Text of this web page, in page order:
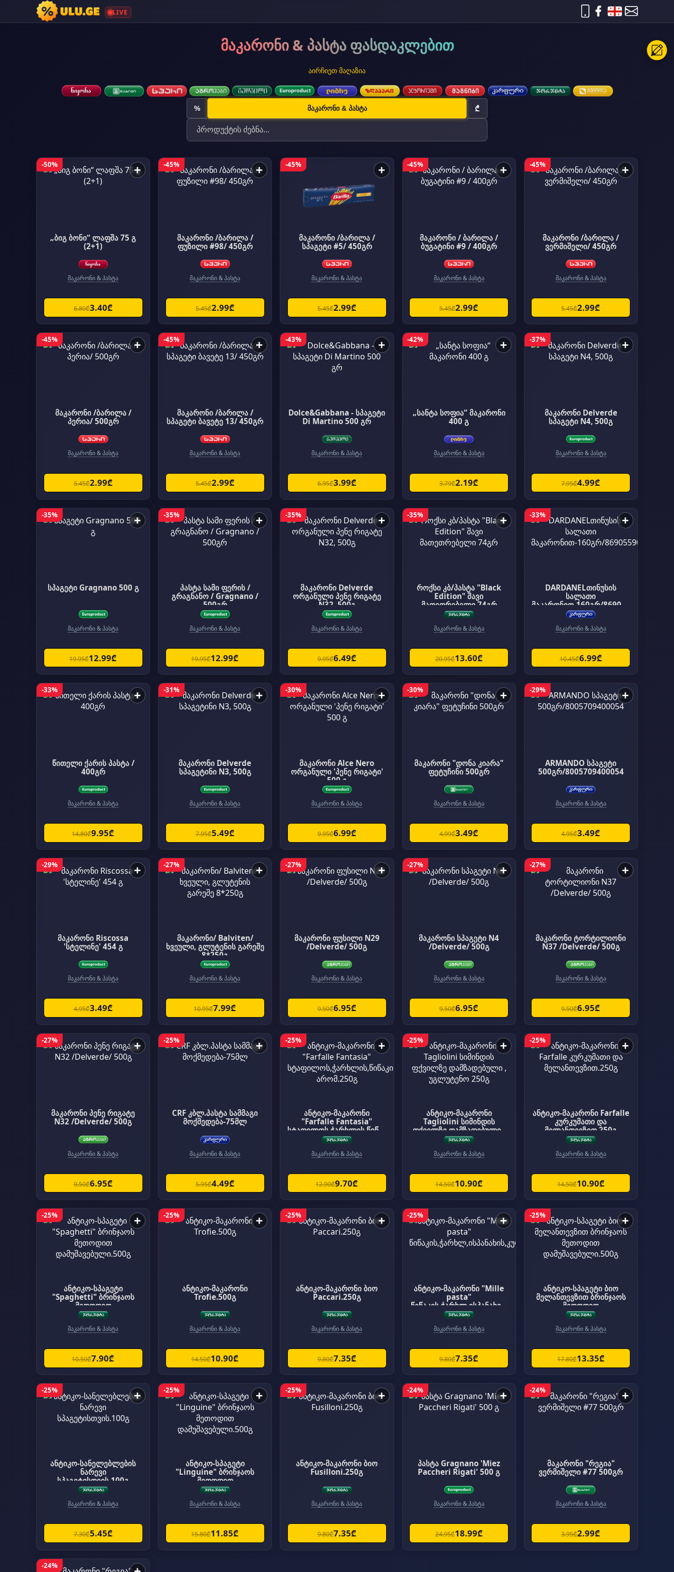
LIVE
მაკარონი & პასტა ფასდაკლებით
აირჩიეთ მაღაზია
% მაკარონი & პასტა ₾
-50% +
„ბიგ ბონი“ ლაფშა 75 გ
(2+1)
მაკარონი & პასტა
6.80₾3.40₾
-45% +
მაკარონი /ბარილა /
ფუზილი #98/ 450გრ
მაკარონი & პასტა
5.45₾2.99₾
-45% +
მაკარონი /ბარილა /
სპაგეტი #5/ 450გრ
მაკარონი & პასტა
5.45₾2.99₾
-45% +
მაკარონი / ბარილა /
ბუგატინი #9 / 400გრ
მაკარონი & პასტა
5.45₾2.99₾
-45% +
მაკარონი /ბარილა /
ვერმიშელი/ 450გრ
მაკარონი & პასტა
5.45₾2.99₾
-45% +
მაკარონი /ბარილა /
პერია/ 500გრ
მაკარონი & პასტა
5.45₾2.99₾
-45% +
მაკარონი /ბარილა /
სპაგეტი ბავეტე 13/ 450გრ
მაკარონი & პასტა
5.45₾2.99₾
-43% +
Dolce&Gabbana - სპაგეტი
Di Martino 500 გრ
მაკარონი & პასტა
6.95₾3.99₾
-42% +
„სანტა სოფია“ მაკარონი
400 გ
მაკარონი & პასტა
3.79₾2.19₾
-37% +
მაკარონი Delverde
სპაგეტი N4, 500გ
მაკარონი & პასტა
7.95₾4.99₾
-35% +
სპაგეტი Gragnano 500 გ
მაკარონი & პასტა
19.95₾12.99₾
-35% +
პასტა სამი ფერის /
გრაგნანო / Gragnano /
500გრ
მაკარონი & პასტა
19.95₾12.99₾
-35% +
მაკარონი Delverde
ორგანული პენე რიგატე
N32, 500გ
მაკარონი & პასტა
9.95₾6.49₾
-35% +
როქსი კბ/პასტა "Black
Edition" შავი
მათეთრებელი 74გრ
მაკარონი & პასტა
20.95₾13.60₾
-33% +
DARDANELთინუსის
სალათი
მაკარონით-160გრ/869055
9024354
მაკარონი & პასტა
10.45₾6.99₾
-33% +
წითელი ქარის პასტა /
400გრ
მაკარონი & პასტა
14.80₾9.95₾
-31% +
მაკარონი Delverde
სპაგეტინი N3, 500გ
მაკარონი & პასტა
7.95₾5.49₾
-30% +
მაკარონი Alce Nero
ორგანული 'პენე რიგატი'
500 გ
მაკარონი & პასტა
9.95₾6.99₾
-30% +
მაკარონი "დონა კიარა"
ფეტუჩინი 500გრ
მაკარონი & პასტა
4.99₾3.49₾
-29% +
ARMANDO სპაგეტი
500გრ/8005709400054
მაკარონი & პასტა
4.95₾3.49₾
-29% +
მაკარონი Riscossa
'სტელინე' 454 გ
მაკარონი & პასტა
4.95₾3.49₾
-27% +
მაკარონი/ Balviten/
ხვეული, გლუტენის გარეშე
8*250გ
მაკარონი & პასტა
10.95₾7.99₾
-27% +
მაკარონი ფუსილი N29
/Delverde/ 500გ
მაკარონი & პასტა
9.50₾6.95₾
-27% +
მაკარონი სპაგეტი N4
/Delverde/ 500გ
მაკარონი & პასტა
9.50₾6.95₾
-27% +
მაკარონი ტორტილიონი
N37 /Delverde/ 500გ
მაკარონი & პასტა
9.50₾6.95₾
-27% +
მაკარონი პენე რიგატე
N32 /Delverde/ 500გ
მაკარონი & პასტა
9.50₾6.95₾
-25% +
CRF კბლ.პასტა სამმაგი
მოქმედება-75მლ
მაკარონი & პასტა
5.95₾4.49₾
-25% +
ანტიკო-მაკარონი
"Farfalle Fantasia"
სტაფილოს,ჭარხლის,წიწაკ
ის,ისპანახ,კურკუმას,სეპია
მაკარონი & პასტა
12.90₾9.70₾
-25% +
ანტიკო-მაკარონი
Tagliolini სიმინდის
ფქვილზე დამზადებული ,
უგლუტენო 250გ
მაკარონი & პასტა
14.50₾10.90₾
-25% +
ანტიკო-მაკარონი Farfalle
კურკუმათი და
მელანთევზით.250გ
მაკარონი & პასტა
14.50₾10.90₾
-25% +
ანტიკო-სპაგეტი
"Spaghetti" ბრინჯაოს
მეთოდით
დამუშავებული.500გ
მაკარონი & პასტა
10.50₾7.90₾
-25% +
ანტიკო-მაკარონი
Trofie.500გ
მაკარონი & პასტა
14.50₾10.90₾
-25% +
ანტიკო-მაკარონი ბიო
Paccari.250გ
მაკარონი & პასტა
9.80₾7.35₾
-25% +
ანტიკო-მაკარონი "Mille
pasta"
წიწაკის,ჭარხლ,ისპანახის,
კურკუმას,სეპიას,რეჰანის,პ
მაკარონი & პასტა
9.80₾7.35₾
-25% +
ანტიკო-სპაგეტი ბიო
მელანთევზით ბრინჯაოს
მეთოდით
დამუშავებული.500გ
მაკარონი & პასტა
17.80₾13.35₾
-25% +
ანტიკო-სანელებლების
ნარევი
სპაგეტისთვის.100გ
მაკარონი & პასტა
7.30₾5.45₾
-25% +
ანტიკო-სპაგეტი
"Linguine" ბრინჯაოს
მეთოდით
დამუშავებული.500გ
მაკარონი & პასტა
15.80₾11.85₾
-25% +
ანტიკო-მაკარონი ბიო
Fusilloni.250გ
მაკარონი & პასტა
9.80₾7.35₾
-24% +
პასტა Gragnano 'Miez
Paccheri Rigati' 500 გ
მაკარონი & პასტა
24.95₾18.99₾
-24% +
მაკარონი "რეგია"
ვერმიშელი #77 500გრ
მაკარონი & პასტა
3.95₾2.99₾
-24%